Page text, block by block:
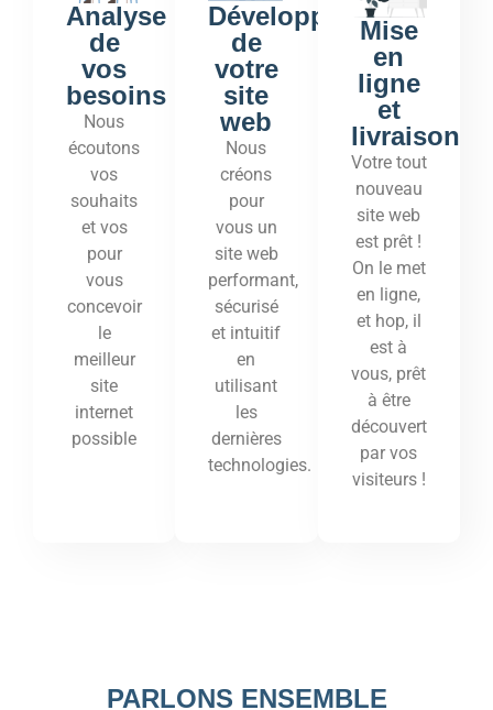
Analyse
de
vos
besoins
Nous
écoutons
vos
souhaits
et vos
pour
vous
concevoir
le
meilleur
site
internet
possible
Développement
de
votre
site
web
Nous
créons
pour
vous un
site web
performant,
sécurisé
et intuitif
en
utilisant
les
dernières
technologies.
Mise
en
ligne
et
livraison
Votre tout
nouveau
site web
est prêt !
On le met
en ligne,
et hop, il
est à
vous, prêt
à être
découvert
par vos
visiteurs !
PARLONS ENSEMBLE